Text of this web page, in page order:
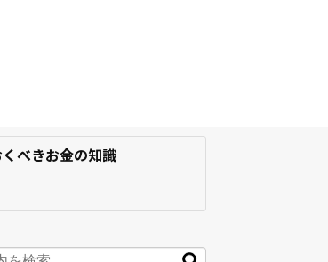
べきお金の知識